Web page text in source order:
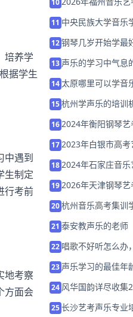
培养学
据学生
中遇到
生制定
行考前
地考察
方面会
10
11 中央民族大学音乐
12钢琴几岁开始学最
13 声乐的学习中气息
14太原哪里可以学音
15杭州学声乐的培训
162024年衡阳钢琴艺
172023年白银市高考
182024年石家庄音乐
192026年天津钢琴艺
20杭州音乐高考集训
21 泰安教声乐的老师
22 唱歌不好听怎么办
23 声乐学习的最佳年
24 风华国韵详尽收集
25长沙艺考声乐专业